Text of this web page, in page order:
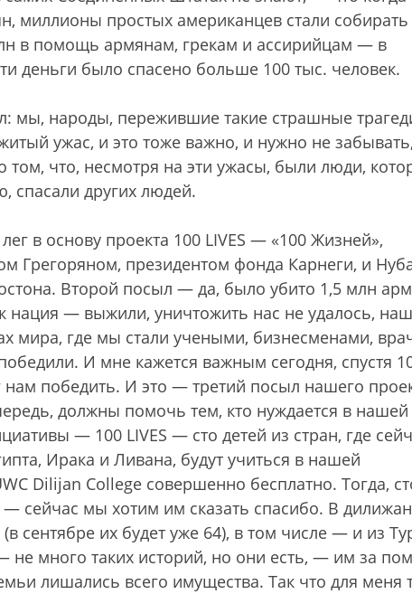
миллионы простых американцев стали собирать
в помощь армянам, грекам и ассирийцам — в
деньги было спасено больше 100 тыс. человек.
мы, народы, пережившие такие страшные
ужас, и это тоже важно, и нужно не
что, несмотря на эти ужасы, были люди,
спасали других людей.
в основу проекта 100 LIVES — «100 Жизней»,
Грегоряном, президентом фонда Карнеги, и
Второй посыл — да, было убито 1,5 млн
— выжили, уничтожить нас не удалось,
мира, где мы стали учеными, бизнесменами,
И мне кажется важным сегодня, спустя
нам победить. И это — третий посыл нашего
должны помочь тем, кто нуждается в нашей
— 100 LIVES — сто детей из стран, где
Ирака и Ливана, будут учиться в нашей
Dilijan College совершенно бесплатно. Тогда,
сейчас мы хотим им сказать спасибо. В
сентябре их будет уже 64), в том числе — и из
не много таких историй, но они есть, — им за
лишались всего имущества. Так что для меня